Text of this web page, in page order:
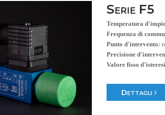
Serie F5
Temperatura
Frequenza di
Punto d'intervento:
Precisione
Valore fisso
Dettagli